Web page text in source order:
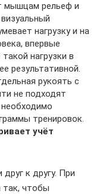
мышцам рельеф и
нагрузку и на
впервые
нагрузки в
результативной.
рукоять с
не подходят
тренировок.
учёт
к другу. При
так, чтобы